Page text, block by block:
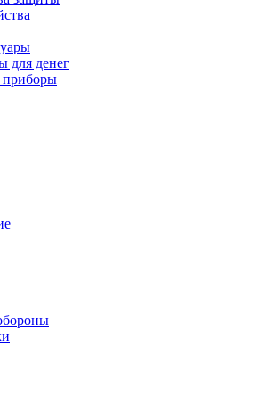
для денег
приборы